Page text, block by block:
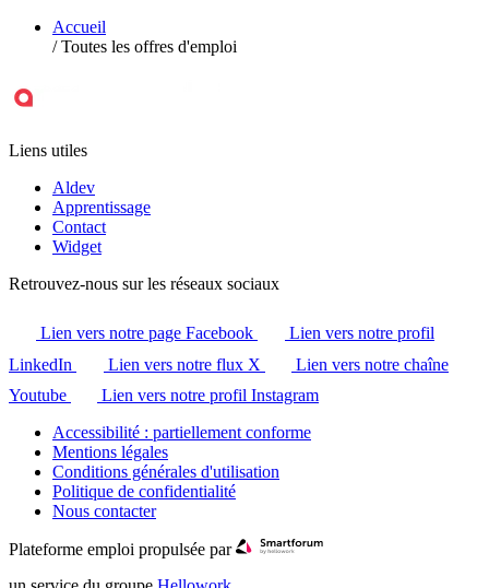
Accueil
/ Toutes les offres d'emploi
Liens utiles
Aldev
Apprentissage
Contact
Widget
Retrouvez-nous sur les réseaux sociaux
Lien vers notre page Facebook
Lien vers notre profil
LinkedIn
Lien vers notre flux X
Lien vers notre chaîne
Youtube
Lien vers notre profil Instagram
Accessibilité : partiellement conforme
Mentions légales
Conditions générales d'utilisation
Politique de confidentialité
Nous contacter
Plateforme emploi propulsée par